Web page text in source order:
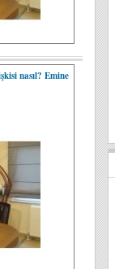
nasıl? Emine